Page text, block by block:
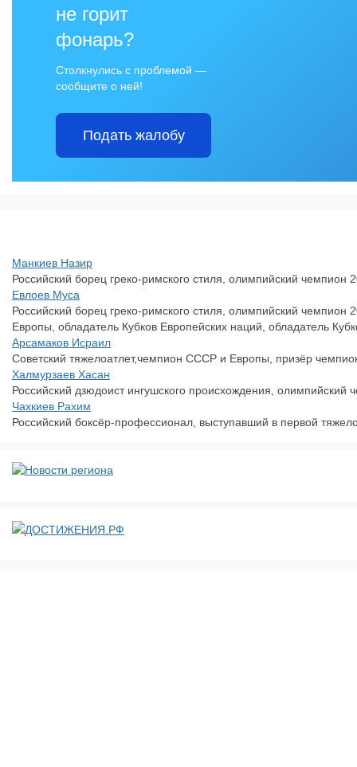
не горит
фонарь?
Столкнулись с проблемой —
сообщите о ней!
Подать жалобу
Манкиев Назир
Российский борец греко-римского стиля, олимпийский чемпион
Евлоев Муса
Российский борец греко-римского стиля, олимпийский
Европы, обладатель Кубков Европейских наций, обладатель
Арсамаков Исраил
Советский тяжелоатлет,чемпион СССР и Европы, призёр
Халмурзаев Хасан
Российский дзюдоист ингушского происхождения, олимпийский
Чахкиев Рахим
Российский боксёр-профессионал, выступавший в первой
ДОСТИЖЕНИЯ.РФ